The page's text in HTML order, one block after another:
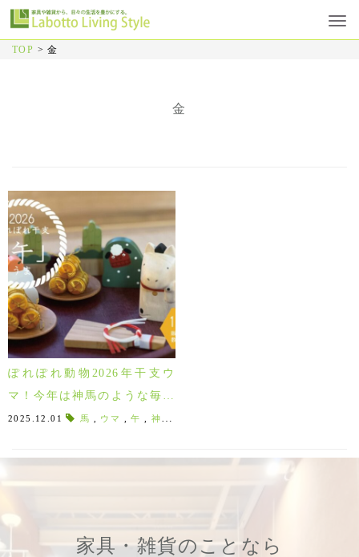
TOP >金
金
ぽれぽれ動物2026年干支ウ
マ！今年は神馬のような毎年
大人気の干支シリーズ「ウ
2025.12.01 馬 ウマ ,午 ,神馬
家具・雑貨のことなら